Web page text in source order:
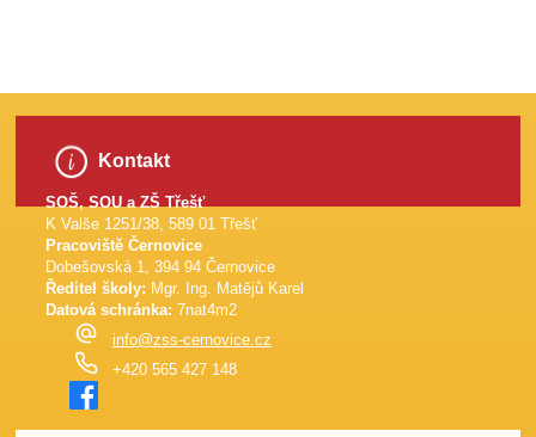
Kontakt
SOŠ, SOU a ZŠ Třešť
K Valše 1251/38, 589 01 Třešť
Pracoviště Černovice
Dobešovská 1, 394 94 Černovice
Ředitel školy: Mgr. Ing. Matějů Karel
Datová schránka: 7nat4m2
info@zss-cernovice.cz
+420 565 427 148